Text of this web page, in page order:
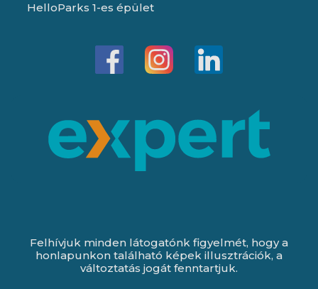
HelloParks 1-es épület
Felhívjuk minden látogatónk figyelmét, hogy a
honlapunkon található képek illusztrációk, a
változtatás jogát fenntartjuk.